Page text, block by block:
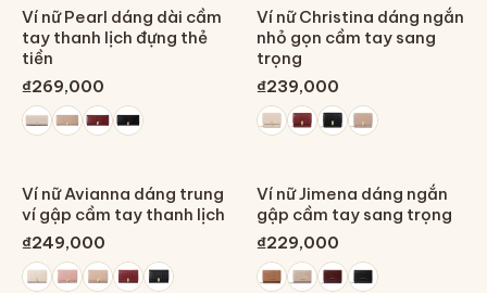
Ví nữ Pearl dáng dài cầm
tay thanh lịch đựng thẻ
tiền
₫269,000
Ví nữ Christina dáng ngắn
nhỏ gọn cầm tay sang
trọng
₫239,000
Ví nữ Avianna dáng trung
ví gập cầm tay thanh lịch
₫249,000
Ví nữ Jimena dáng ngắn
gập cầm tay sang trọng
₫229,000